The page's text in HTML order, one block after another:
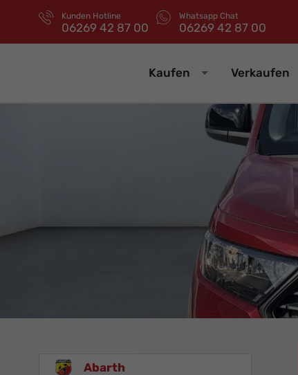
Kunden Hotline
06269 42 87 00
Whatsapp Chat
06269 42 87 00
Kaufen Verkaufen
Abarth